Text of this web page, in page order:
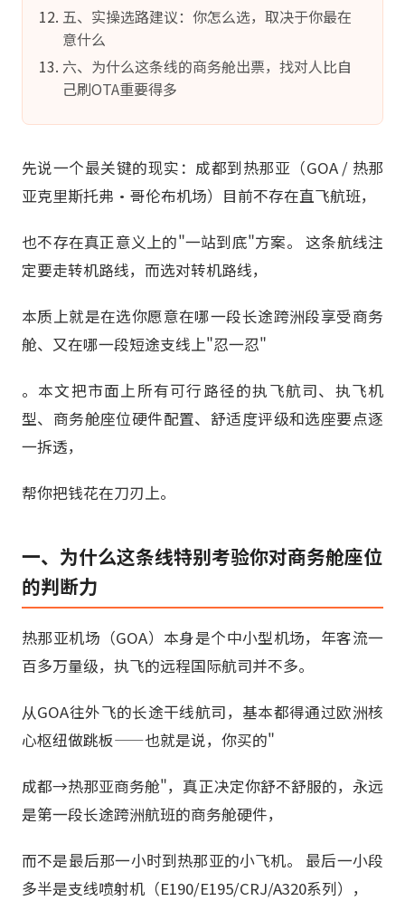
五、实操选路建议：你怎么选，取决于你最在
意什么
六、为什么这条线的商务舱出票，找对人比自
己刷OTA重要得多
先说一个最关键的现实：成都到热那亚（GOA / 热那
亚克里斯托弗·哥伦布机场）目前不存在直飞航班，
也不存在真正意义上的"一站到底"方案。 这条航线注
定要走转机路线，而选对转机路线，
本质上就是在选你愿意在哪一段长途跨洲段享受商务
舱、又在哪一段短途支线上"忍一忍"
。本文把市面上所有可行路径的执飞航司、执飞机
型、商务舱座位硬件配置、舒适度评级和选座要点逐
一拆透，
帮你把钱花在刀刃上。
一、为什么这条线特别考验你对商务舱座位
的判断力
热那亚机场（GOA）本身是个中小型机场，年客流一
百多万量级，执飞的远程国际航司并不多。
从GOA往外飞的长途干线航司，基本都得通过欧洲核
心枢纽做跳板——也就是说，你买的"
成都→热那亚商务舱"，真正决定你舒不舒服的，永远
是第一段长途跨洲航班的商务舱硬件，
而不是最后那一小时到热那亚的小飞机。 最后一小段
多半是支线喷射机（E190/E195/CRJ/A320系列），